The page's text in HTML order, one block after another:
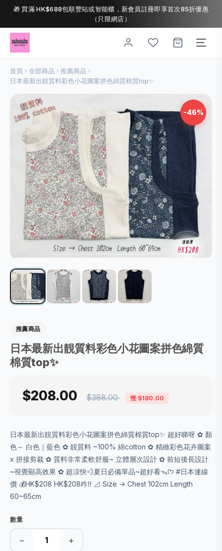
🎁 買滿 HK$688包順豐站或智能櫃，新會員註冊即享首次85折優惠
（只限網店）
首頁 全部商品
推薦商品
日本最新出靚質料彩色小花圖案拼色綿質棉質top✨
-46%
推薦商品
日本最新出靚質料彩色小花圖案拼色綿質
棉質top✨
$208.00 $388.00 慳 $180.00
日本最新出靚質料彩色小花圖案拼色綿質棉質top✨ 超好睇呀 ✿ 顏
色～ 白色｜藍色 ✿ 靚質料 ~100% 綿cotton ✿ 精緻彩色花卉圖案
x 拼接剪裁 ✿ 質料非常柔軟舒服~ 立體層次設計 ✿ 前短後長設計
~視覺顯高效果 ✿ 超涼快💨夏日必備單品~超好看ᯓᡣ𐭩 #日本連線
價 💰HK$208 HK$208咋‼️ ⊿ Size → Chest 102cm Length
60~65cm
數量
− +